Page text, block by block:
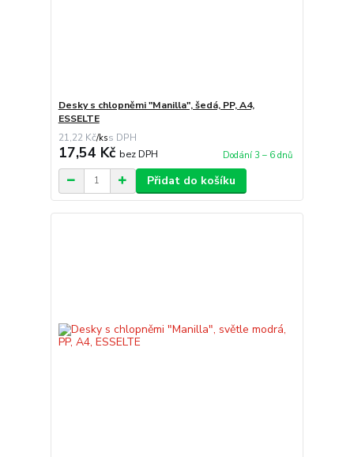
Desky s chlopněmi "Manilla", šedá, PP, A4,
ESSELTE
21,22 Kč/ks
17,54 Kč bez DPH Dodání 3 – 6 dnů
Přidat do košíku